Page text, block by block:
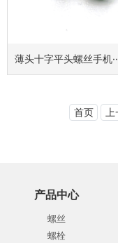
薄头十字平头螺丝手机
首页
产品中心
螺丝
螺栓